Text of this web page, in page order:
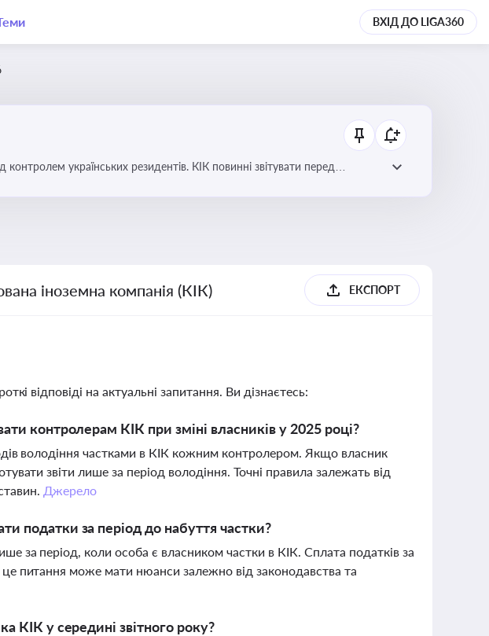
ВХІД ДО LIGA360
українських резидентів. КІК повинні звітувати перед
іноземна компанія (КІК) ЕКСПОРТ
відповіді на актуальні запитання. Ви дізнаєтесь:
контролерам КІК при зміні власників у 2025 році?
володіння частками в КІК кожним контролером. Якщо власник
звіти лише за період володіння. Точні правила залежать від
Джерело
податки за період до набуття частки?
за період, коли особа є власником частки в КІК. Сплата податків за
питання може мати нюанси залежно від законодавства та
КІК у середині звітного року?